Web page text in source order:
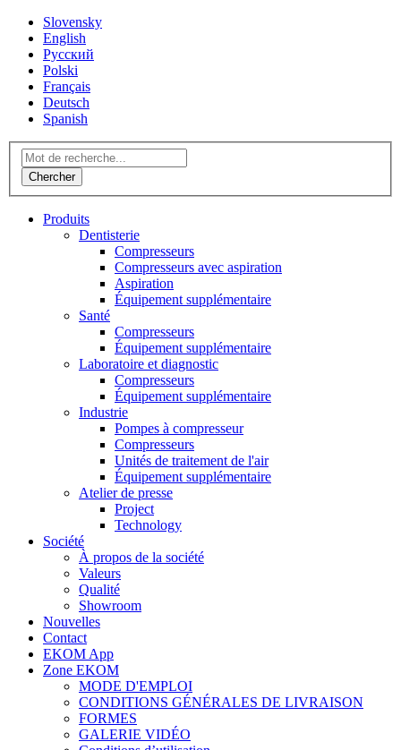
Slovensky
English
Русский
Polski
Français
Deutsch
Spanish
Produits
Dentisterie
Compresseurs
Compresseurs avec aspiration
Aspiration
Équipement supplémentaire
Santé
Compresseurs
Équipement supplémentaire
Laboratoire et diagnostic
Compresseurs
Équipement supplémentaire
Industrie
Pompes à compresseur
Compresseurs
Unités de traitement de l'air
Équipement supplémentaire
Atelier de presse
Project
Technology
Société
À propos de la société
Valeurs
Qualité
Showroom
Nouvelles
Contact
EKOM App
Zone EKOM
MODE D'EMPLOI
CONDITIONS GÉNÉRALES DE LIVRAISON
FORMES
GALERIE VIDÉO